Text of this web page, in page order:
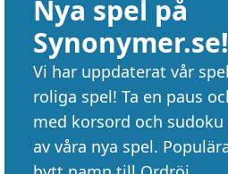
Nya spel på
Synonymer.se!
Vi har uppdaterat vår
roliga spel! Ta en paus
med korsord och
av våra nya spel.